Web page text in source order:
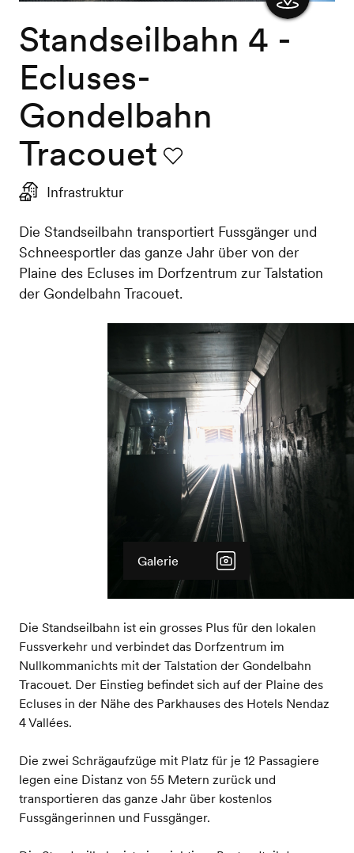
Standseilbahn 4 -
Ecluses-
Gondelbahn
Tracouet
Infrastruktur
Die Standseilbahn transportiert Fussgänger und
Schneesportler das ganze Jahr über von der
Plaine des Ecluses im Dorfzentrum zur Talstation
der Gondelbahn Tracouet.
Galerie
Die Standseilbahn ist ein grosses Plus für den lokalen
Fussverkehr und verbindet das Dorfzentrum im
Nullkommanichts mit der Talstation der Gondelbahn
Tracouet. Der Einstieg befindet sich auf der Plaine des
Ecluses in der Nähe des Parkhauses des Hotels Nendaz
4 Vallées.
Die zwei Schrägaufzüge mit Platz für je 12 Passagiere
legen eine Distanz von 55 Metern zurück und
transportieren das ganze Jahr über kostenlos
Fussgängerinnen und Fussgänger.